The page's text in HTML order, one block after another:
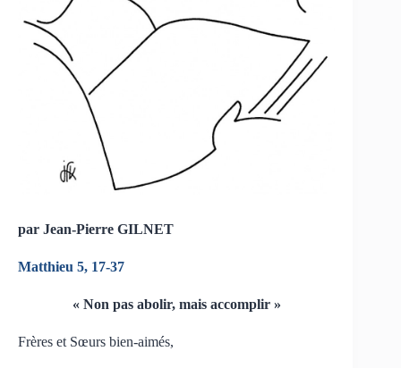
par Jean-Pierre GILNET
Matthieu 5, 17-37
« Non pas abolir, mais accomplir »
Frères et Sœurs bien-aimés,